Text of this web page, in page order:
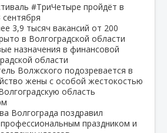
#ТриЧетыре пройдёт в
сентября
3,9 тысяч вакансий от 200
в Волгоградской области
назначения в финансовой
области
Волжского подозревается в
жены с особой жестокостью
область
Волгограда поздравил
праздником и